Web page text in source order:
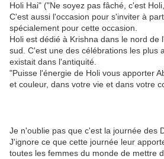
Holi Hai" ("Ne soyez pas fâché, c'est
C'est aussi l'occasion pour s'inviter à
spécialement pour cette occasion.
Holi est dédié à Krishna dans le nord de
sud. C'est une des célébrations les plus
existait dans l'antiquité.
"Puisse l'énergie de Holi vous apporter
et couleur, dans votre vie et dans votre
Je n'oublie pas que c'est la journée des
J'ignore ce que cette journée leur
toutes les femmes du monde de mettre